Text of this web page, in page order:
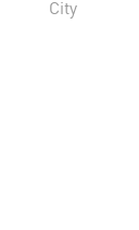
City